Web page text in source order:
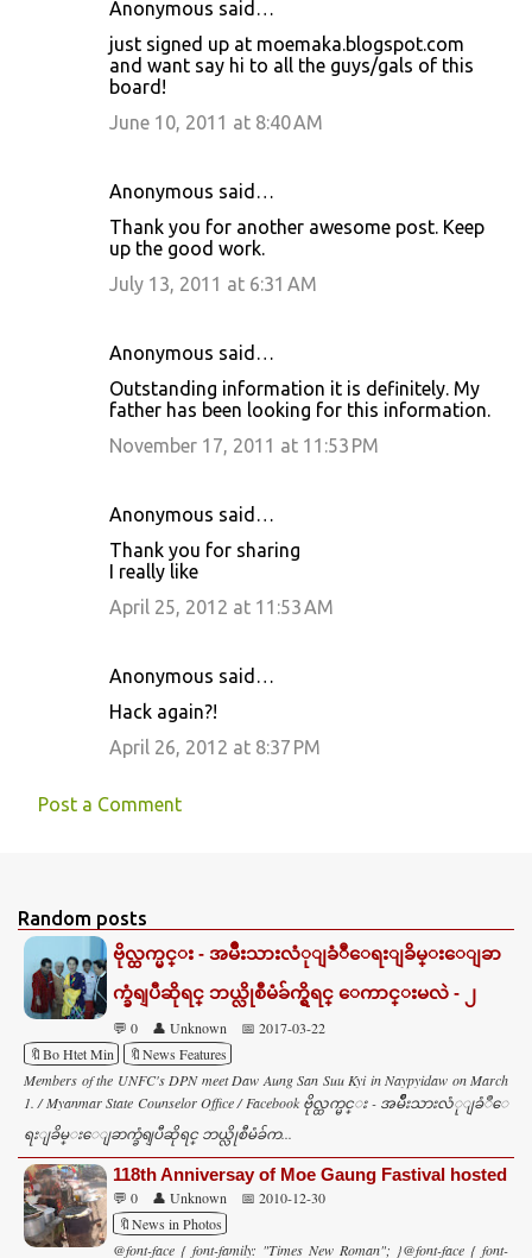
Anonymous said…
just signed up at moemaka.blogspot.com
and want say hi to all the guys/gals of this
board!
June 10, 2011 at 8:40 AM
Anonymous said…
Thank you for another awesome post. Keep
up the good work.
July 13, 2011 at 6:31 AM
Anonymous said…
Outstanding information it is definitely. My
father has been looking for this information.
November 17, 2011 at 11:53 PM
Anonymous said…
Thank you for sharing
I really like
April 25, 2012 at 11:53 AM
Anonymous said…
Hack again?!
April 26, 2012 at 8:37 PM
Post a Comment
Random posts
ဗိုလ္ထက္မင္း - အမ်ိဳးသားလံုျခံဳေရးျခိမ္းေျခာ
က္ခံရျပီဆိုရင္ ဘယ္လိုစီမံခ်က္ရွိရင္ ေကာင္းမလဲ - ၂
💬 0 👤 Unknown
📅 2017-03-22
🔖Bo Htet Min
🔖News Features
Members of the UNFC's DPN meet Daw Aung San Suu Kyi in Naypyidaw on March
1. / Myanmar State Counselor Office / Facebook ဗိုလ္ထက္မင္း - အမ်ိဳးသားလံုျခံဳေ
ရးျခိမ္းေျခာက္ခံရျပီဆိုရင္ ဘယ္လိုစီမံခ်က...
118th Anniversay of Moe Gaung Fastival hosted
💬 0 👤 Unknown
📅 2010-12-30
🔖News in Photos
@font-face { font-family: "Times New Roman"; }@font-face { font-